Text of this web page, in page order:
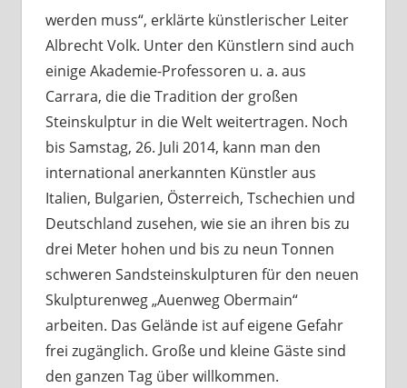
werden muss“, erklärte künstlerischer Leiter
Albrecht Volk. Unter den Künstlern sind auch
einige Akademie-Professoren u. a. aus
Carrara, die die Tradition der großen
Steinskulptur in die Welt weitertragen. Noch
bis Samstag, 26. Juli 2014, kann man den
international anerkannten Künstler aus
Italien, Bulgarien, Österreich, Tschechien und
Deutschland zusehen, wie sie an ihren bis zu
drei Meter hohen und bis zu neun Tonnen
schweren Sandsteinskulpturen für den neuen
Skulpturenweg „Auenweg Obermain“
arbeiten. Das Gelände ist auf eigene Gefahr
frei zugänglich. Große und kleine Gäste sind
den ganzen Tag über willkommen.